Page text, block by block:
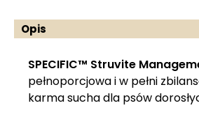
Opis
SPECIFIC™ Struvite
pełnoporcjowa i w pełni
karma sucha dla psów